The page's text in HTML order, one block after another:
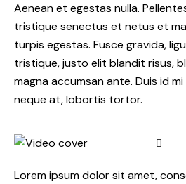
Aenean et egestas nulla.
tristique senectus et netus et
turpis egestas. Fusce gravida,
tristique, justo elit blandit risus,
magna accumsan ante. Duis id
neque at, lobortis tortor.
Lorem ipsum dolor sit amet,